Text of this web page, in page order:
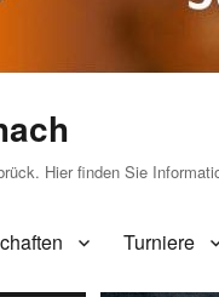
Hier finden Sie
Turniere